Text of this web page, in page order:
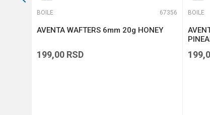
BOILE 67356
AVENTA WAFTERS 6mm 20g HONEY
199,00 RSD
BOILE